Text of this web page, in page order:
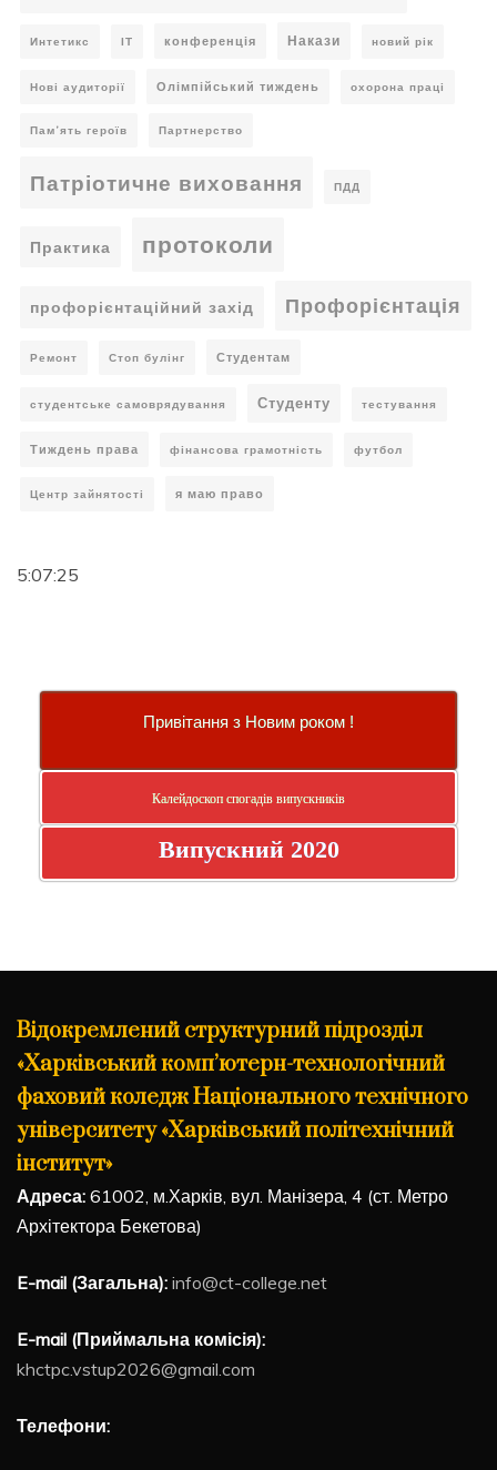
Интетикс ІТ конференція Накази новий рік
Нові аудиторії Олімпійський тиждень охорона праці
Пам’ять героїв Партнерство
Патріотичне виховання ПДД
Практика протоколи
профорієнтаційний захід Профорієнтація
Ремонт Стоп булінг Студентам
студентське самоврядування Студенту тестування
Тиждень права фінансова грамотність футбол
Центр зайнятості я маю право
5:07:27
Привітання з Новим роком !
Калейдоскоп спогадів випускників
Випускний 2020
Відокремлений структурний підрозділ
«Харківський комп’ютерн-технологічний
фаховий коледж Національного технічного
університету «Харківський політехнічний
інститут»
Адреса: 61002, м.Харків, вул. Манізера, 4 (ст. Метро
Архітектора Бекетова)
E-mail (Загальна): info@ct-college.net
E-mail (Приймальна комісія):
khctpc.vstup2026@gmail.com
Телефони: